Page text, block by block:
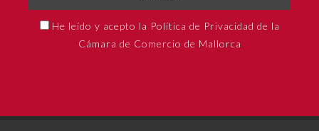
He leído y acepto la Política de Privacidad de la
Cámara de Comercio de Mallorca